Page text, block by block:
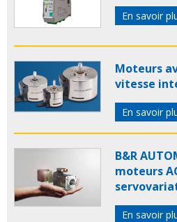
En savoir
Moteurs
vitesse
En savoir
B&R
moteurs
En savoir